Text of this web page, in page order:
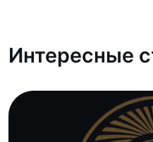
Интересные